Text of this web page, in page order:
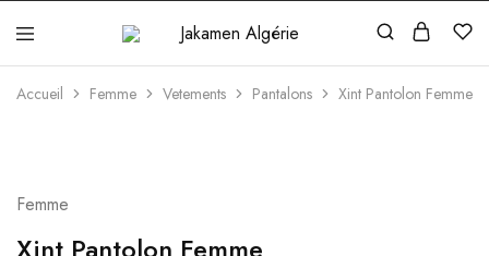
Jakamen
Algérie
Accueil Femme Vetements Pantalons Xint Pantolon Femme
Femme